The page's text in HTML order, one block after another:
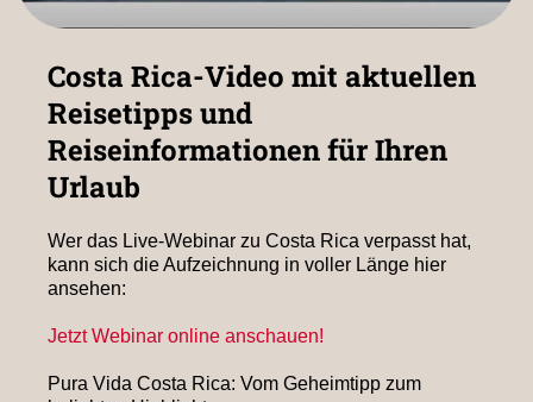
Costa Rica-Video mit aktuellen
Reisetipps und
Reiseinformationen für Ihren
Urlaub
Wer das Live-Webinar zu Costa Rica verpasst hat,
kann sich die Aufzeichnung in voller Länge hier
ansehen:
Jetzt Webinar online anschauen!
Pura Vida Costa Rica: Vom Geheimtipp zum